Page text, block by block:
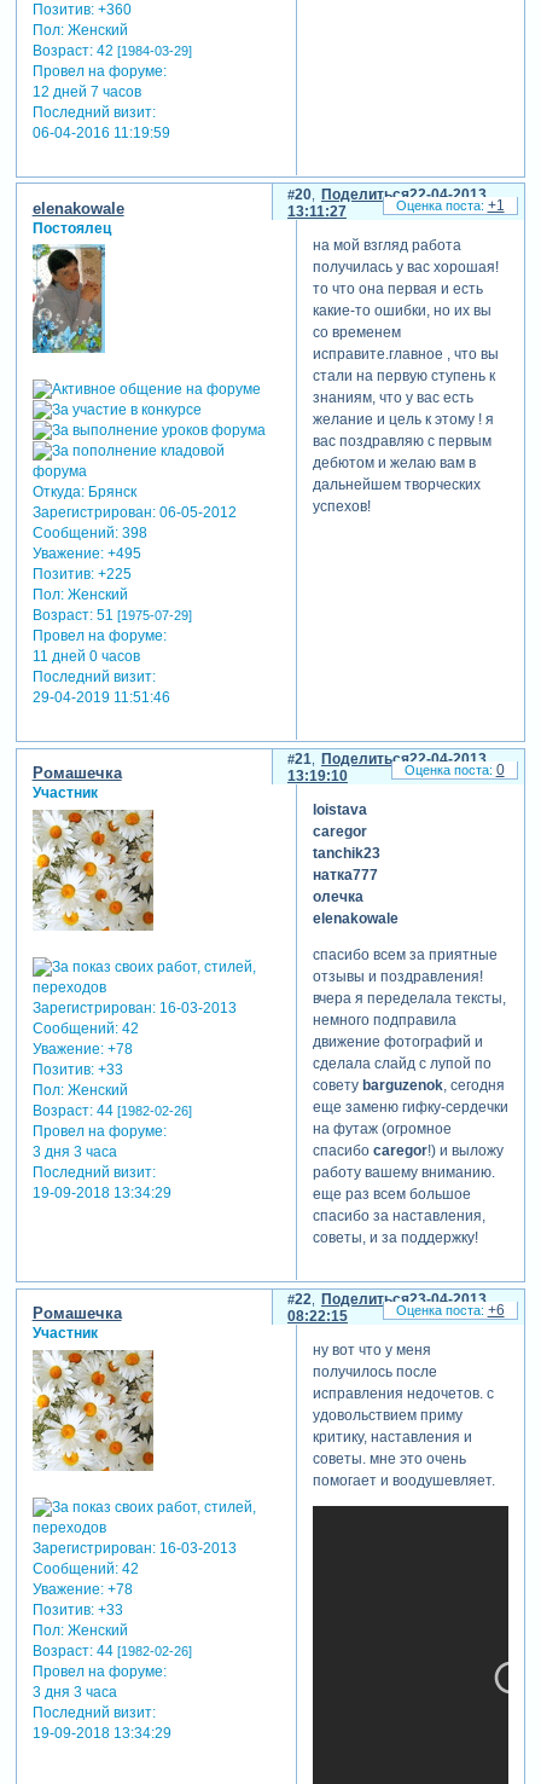
Позитив: +360
Пол:Женский
Возраст:42 [1984-03-29]
Провел на форуме:
12 дней 7 часов
Последний визит:
06-04-2016 11:19:59
Поделиться
20
22-04-2013
13:11:27
elenakowale
Постоялец
Откуда:Брянск
Зарегистрирован: 06-05-2012
Сообщений:398
Уважение: +495
Позитив: +225
Пол:Женский
Возраст:51 [1975-07-29]
Провел на форуме:
11 дней 0 часов
Последний визит:
29-04-2019 11:51:46
на мой взгляд работа
получилась у вас хорошая!
то что она первая и есть
какие-то ошибки, но их вы
со временем
исправите.главное , что вы
стали на первую ступень к
знаниям, что у вас есть
желание и цель к этому ! я
вас поздравляю с первым
дебютом и желаю вам в
дальнейшем творческих
успехов!
+1
Поделиться
21
22-04-2013
13:19:10
Ромашечка
Участник
Зарегистрирован: 16-03-2013
Сообщений:42
Уважение: +78
Позитив: +33
Пол:Женский
Возраст:44 [1982-02-26]
Провел на форуме:
3 дня 3 часа
Последний визит:
19-09-2018 13:34:29
loistava
caregor
tanchik23
натка777
олечка
elenakowale
спасибо всем за приятные
отзывы и поздравления!
вчера я переделала тексты,
немного подправила
движение фотографий и
сделала слайд с лупой по
совету barguzenok, сегодня
еще заменю гифку-сердечки
на футаж (огромное
спасибо caregor!) и выложу
работу вашему вниманию.
еще раз всем большое
спасибо за наставления,
советы, и за поддержку!
0
Поделиться
22
23-04-2013
08:22:15
Ромашечка
Участник
Зарегистрирован: 16-03-2013
Сообщений:42
Уважение: +78
Позитив: +33
Пол:Женский
Возраст:44 [1982-02-26]
Провел на форуме:
3 дня 3 часа
Последний визит:
19-09-2018 13:34:29
ну вот что у меня
получилось после
исправления недочетов. с
удовольствием приму
критику, наставления и
советы. мне это очень
помогает и воодушевляет.
+6